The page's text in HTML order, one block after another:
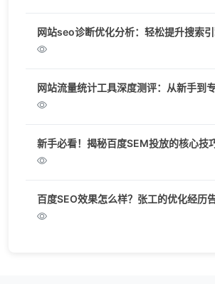
网站seo诊断优化分析：轻松提升搜索
网站流量统计工具深度测评：从新手到
新手必看！揭秘百度SEM投放的核心技
百度SEO效果怎么样？张工的优化经历